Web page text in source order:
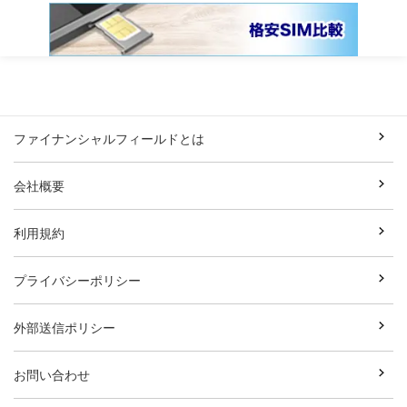
ファイナンシャルフィールドとは
会社概要
利用規約
プライバシーポリシー
外部送信ポリシー
お問い合わせ